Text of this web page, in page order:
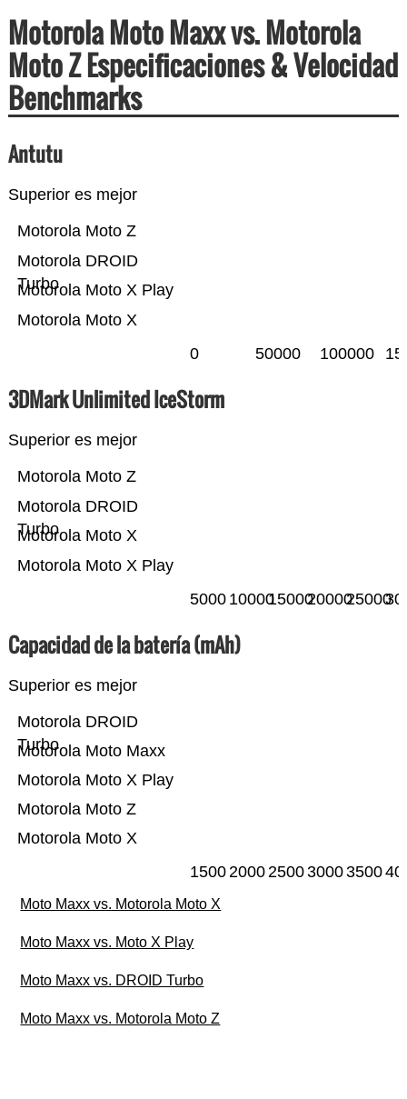
Motorola Moto Maxx vs. Motorola
Moto Z Especificaciones & Velocidad
Benchmarks
Antutu
Superior es mejor
Motorola Moto X
Motorola Moto X Play
Motorola DROID
Turbo
Motorola Moto Z
0 50000 100000
3DMark Unlimited IceStorm
Superior es mejor
Motorola Moto X Play
Motorola Moto X
Motorola DROID
Turbo
Motorola Moto Z
5000 10000150002000025000
Capacidad de la batería (mAh)
Superior es mejor
Motorola Moto X
Motorola Moto Z
Motorola Moto X Play
Motorola Moto Maxx
Motorola DROID
Turbo
15002000250030003500
Moto Maxx vs. Motorola Moto X
Moto Maxx vs. Moto X Play
Moto Maxx vs. DROID Turbo
Moto Maxx vs. Motorola Moto Z